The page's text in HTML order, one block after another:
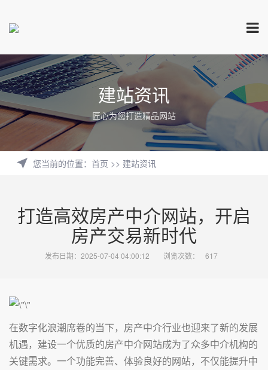
建站资讯
匠心为您打造精品网站
您当前的位置： 首页 >> 建站资讯
打造高效房产中介网站，开启
房产交易新时代
发布日期：2025-07-04 04:00:12 浏览次数： 617
在数字化浪潮席卷的当下，房产中介行业也迎来了新的发展
机遇，建设一个优质的房产中介网站成为了众多中介机构的
关键需求。一个功能完善、体验良好的网站，不仅能提升中